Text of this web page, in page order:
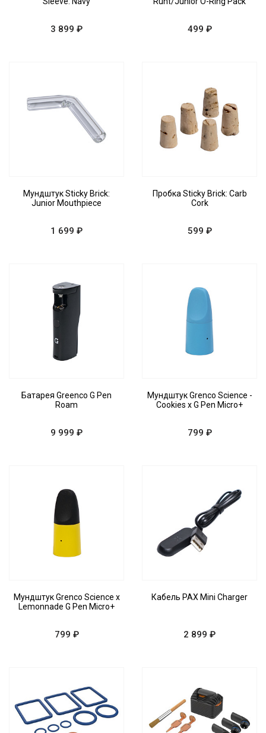
3 899 ₽ 499 ₽
Мундштук Sticky Brick:
Junior Mouthpiece
1 699 ₽
Пробка Sticky Brick: Carb
Cork
599 ₽
Батарея Greenco G Pen
Roam
9 999 ₽
Мундштук Grenco Science -
Cookies x G Pen Micro+
799 ₽
Мундштук Grenco Science x
Lemonnade G Pen Micro+
799 ₽
Кабель PAX Mini Charger
2 899 ₽